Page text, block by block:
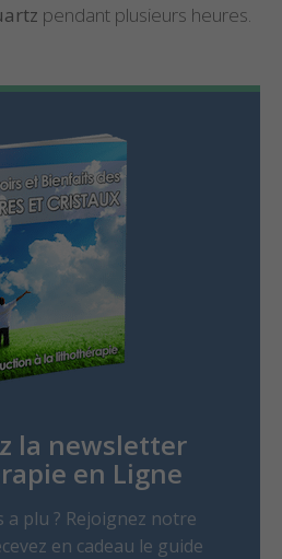
pendant plusieurs heures.
la newsletter
en Ligne
a plu ? Rejoignez notre
en cadeau le guide